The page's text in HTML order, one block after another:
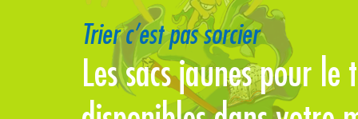
Trier c’est pas sorcier
Les sacs jaunes pour le